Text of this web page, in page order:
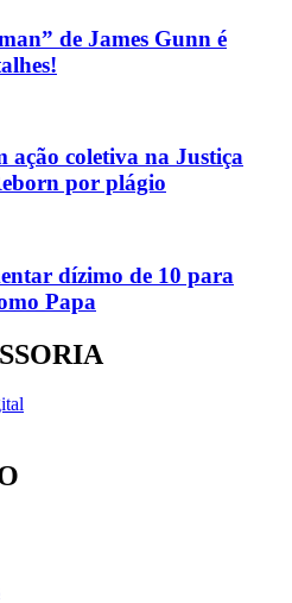
de James Gunn é
ação coletiva na Justiça
por plágio
dízimo de 10 para
Papa